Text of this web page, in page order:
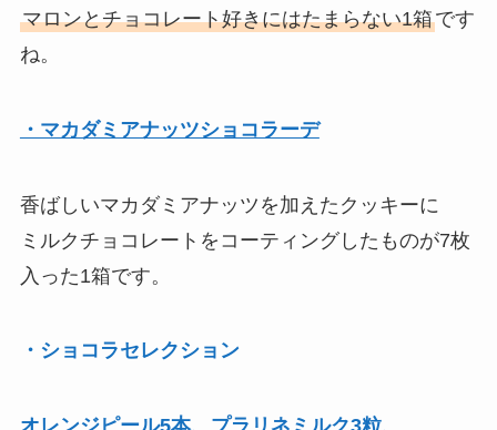
マロンとチョコレート好きにはたまらない1箱です
ね。
・マカダミアナッツショコラーデ
香ばしいマカダミアナッツを加えたクッキーに
ミルクチョコレートをコーティングしたものが7枚
入った1箱です。
・ショコラセレクション